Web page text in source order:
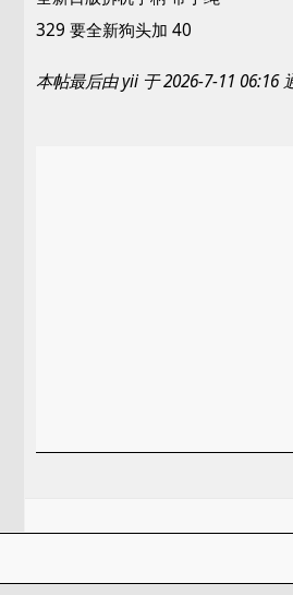
329 要全新狗头加 40
本帖最后由 yii 于 2026-7-11 06:16